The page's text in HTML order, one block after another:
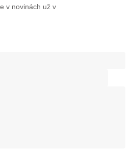
v novinách už v